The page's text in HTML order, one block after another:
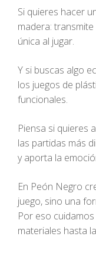
Si quieres hacer
madera:
única al jugar.
Y si buscas algo
los juegos de
funcionales.
Piensa si quieres
las partidas más
y aporta la
En Peón Negro
juego, sino una
Por eso
materiales hasta